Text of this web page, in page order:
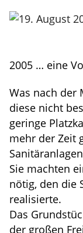
2005 … eine
Was nach der
diese nicht
geringe
mehr der Zeit
Sie machten
nötig, den die
realisierte.
Das
der großen